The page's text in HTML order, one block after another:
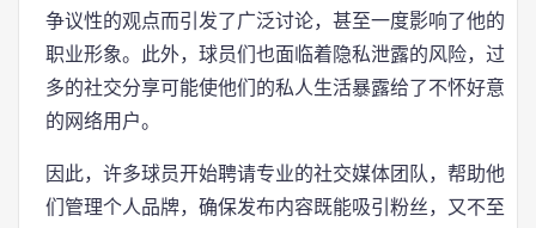
争议性的观点而引发了广泛讨论，甚至一度影响了他的
职业形象。此外，球员们也面临着隐私泄露的风险，过
多的社交分享可能使他们的私人生活暴露给了不怀好意
的网络用户。
因此，许多球员开始聘请专业的社交媒体团队，帮助他
们管理个人品牌，确保发布内容既能吸引粉丝，又不至